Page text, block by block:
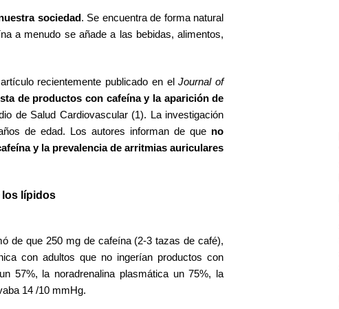
sociedad . Se encuentra de forma natural
a menudo se añade a las bebidas, alimentos,
recientemente publicado en elJournal of
de productos con cafeína y la aparición de
de Salud Cardiovascular (1). La investigación
de edad. Los autores informan de que no
y la prevalencia de arritmias auriculares
los lípidos
de que 250 mg de cafeína (2-3 tazas de café),
con adultos que no ingerían productos con
57%, la noradrenalina plasmática un 75%, la
14 /10 mmHg.